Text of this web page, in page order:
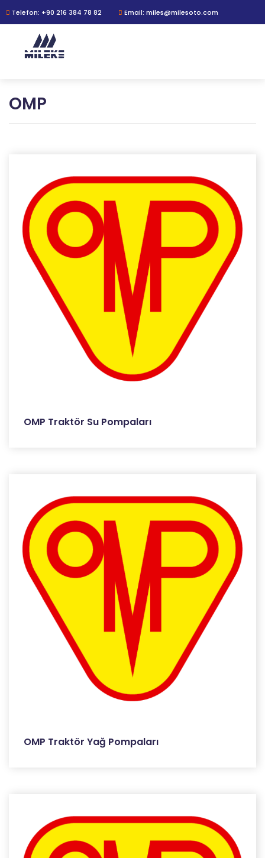
Telefon: +90 216 384 78 82 Email: miles@milesoto.com
OMP
OMP Traktör Su Pompaları
OMP Traktör Yağ Pompaları